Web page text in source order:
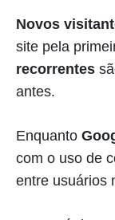
Novos
site pela
recorrentes
antes.
Enquanto
com o uso de
entre usuários